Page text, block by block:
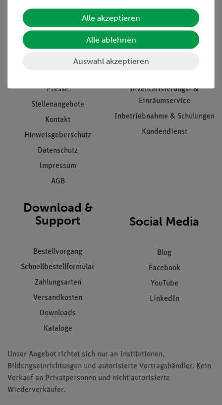
Informationen
Unternehmen
Presse
Stellenangebote
Kontakt
Hinweisgeberschutz
Datenschutz
Impressum
AGB
Service
Übersicht Service
Inventarisierungs- &
Einräumservice
Inbetriebnahme & Schulungen
Kundendienst
Download &
Support
Bestellvorgang
Schnellbestellformular
Zahlungsarten
Versandkosten
Downloads
Kataloge
Social Media
Blog
Facebook
YouTube
LinkedIn
Unser Angebot richtet sich nur an Institutionen,
Bildungseinrichtungen und autorisierte Vertragshändler. Kein
Verkauf an Privatpersonen und nicht autorisierte
Wiederverkäufer.
Alle akzeptieren
Alle ablehnen
Auswahl akzeptieren